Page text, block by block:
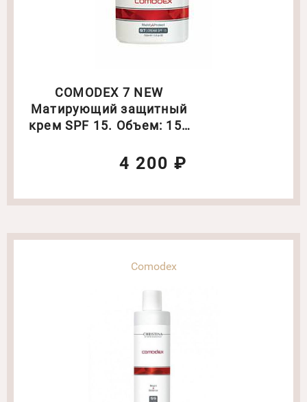
COMODEX 7 NEW
Матирующий защитный
крем SPF 15. Объем: 150
4 200 ₽
Comodex